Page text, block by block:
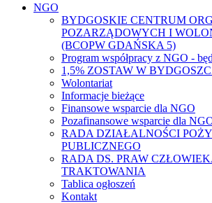
NGO
BYDGOSKIE CENTRUM
POZARZĄDOWYCH I
(BCOPW GDAŃSKA 5)
Program współpracy z NGO -
1,5% ZOSTAW W
Wolontariat
Informacje bieżące
Finansowe wsparcie dla NGO
Pozafinansowe wsparcie dla
RADA DZIAŁALNOŚCI
PUBLICZNEGO
RADA DS. PRAW
TRAKTOWANIA
Tablica ogłoszeń
Kontakt